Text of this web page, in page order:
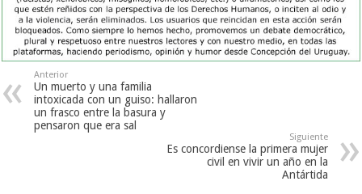
Anterior
Un muerto y una familia
intoxicada con un guiso: hallaron
un frasco entre la basura y
pensaron que era sal
Siguiente
Es concordiense la primera mujer
civil en vivir un año en la
Antártida